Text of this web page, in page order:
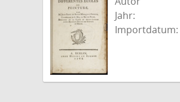
Jahr:
Importdatum: